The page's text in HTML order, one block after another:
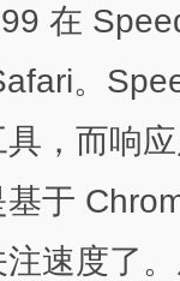
在
。
，而响
于
速度了